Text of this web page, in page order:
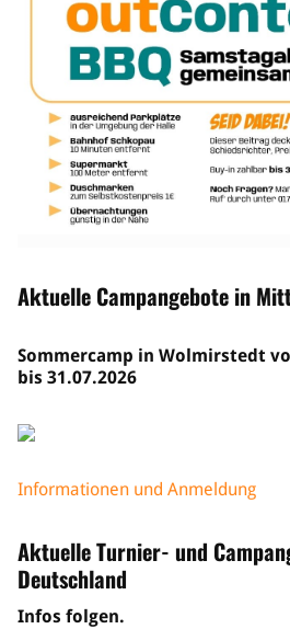
Vereinsfanshops
Aktuelle Campangebote in
Sommercamp in Wolmirstedt
bis 31.07.2026
Informationen und Anmeldung
Aktuelle Turnier- und
Deutschland
Infos folgen.